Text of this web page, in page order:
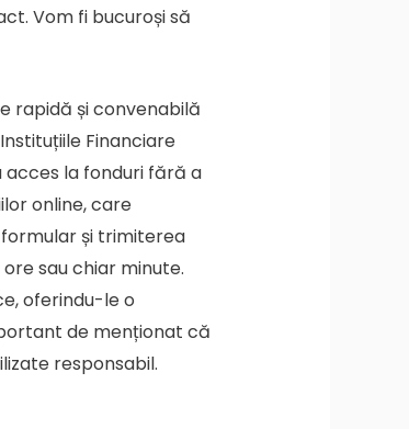
Vom fi bucuroși să
rapidă și convenabilă
Financiare
la fonduri fără a
online, care
și trimiterea
sau chiar minute.
oferindu-le o
de menționat că
responsabil.